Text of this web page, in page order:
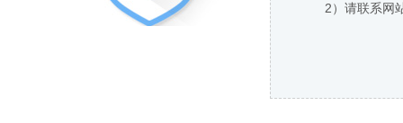
2）请联系网